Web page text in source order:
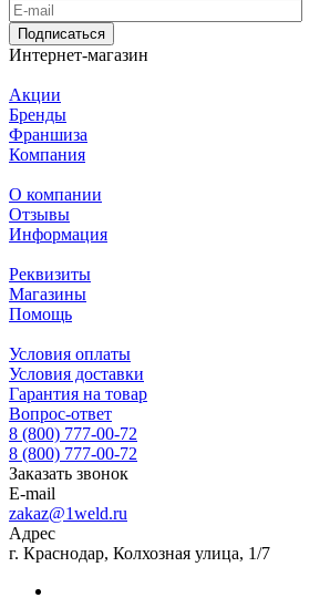
Подписаться
Интернет-магазин
Акции
Бренды
Франшиза
Компания
О компании
Отзывы
Информация
Реквизиты
Магазины
Помощь
Условия оплаты
Условия доставки
Гарантия на товар
Вопрос-ответ
8 (800) 777-00-72
8 (800) 777-00-72
Заказать звонок
E-mail
zakaz@1weld.ru
Адрес
г. Краснодар, Колхозная улица, 1/7